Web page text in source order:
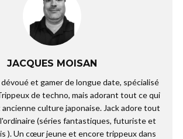
JACQUES MOISAN
et gamer de longue date, spécialisé
de techno, mais adorant tout ce qui
culture japonaise. Jack adore tout
(séries fantastiques, futuriste et
). Un cœur jeune et encore trippeux dans